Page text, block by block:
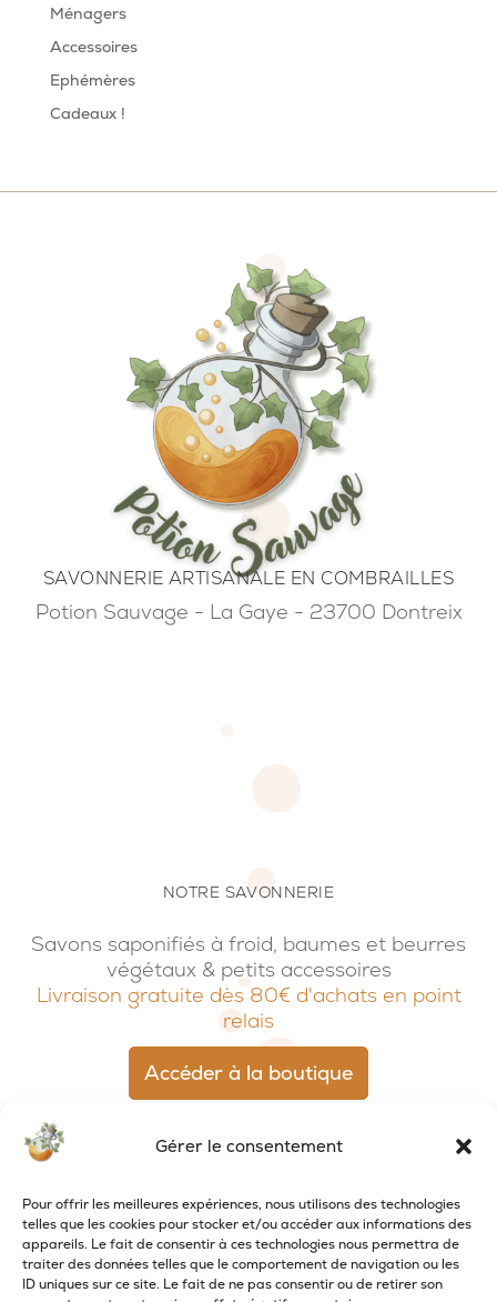
Gérer le consentement
Pour offrir les meilleures expériences, nous utilisons des technologies
telles que les cookies pour stocker et/ou accéder aux informations des
appareils. Le fait de consentir à ces technologies nous permettra de
traiter des données telles que le comportement de navigation ou les
ID uniques sur ce site. Le fait de ne pas consentir ou de retirer son
Ménagers
Accessoires
Ephémères
Cadeaux !
NOTRE SAVONNERIE
Savons saponifiés à froid, baumes et beurres
végétaux & petits accessoires
Livraison gratuite dès 80€ d'achats en point
relais
Accéder à la boutique
SAVONNERIE ARTISANALE EN COMBRAILLES
Potion Sauvage - La Gaye - 23700 Dontreix